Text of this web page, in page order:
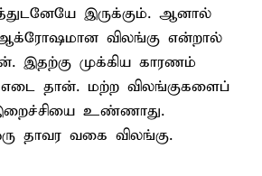
இருக்கும். ஆனால்
விலங்கு என்றால்
இதற்கு முக்கிய காரணம்
தான். மற்ற விலங்குகளைப்
உண்ணாது.
தாவர வகை விலங்கு.